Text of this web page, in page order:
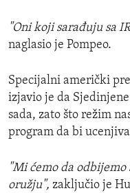
"Oni koji sarađuju sa
naglasio je Pompeo.
Specijalni američki
izjavio je da
sada, zato što režim
program da bi
"Mi ćemo da
oružju", zaključio je